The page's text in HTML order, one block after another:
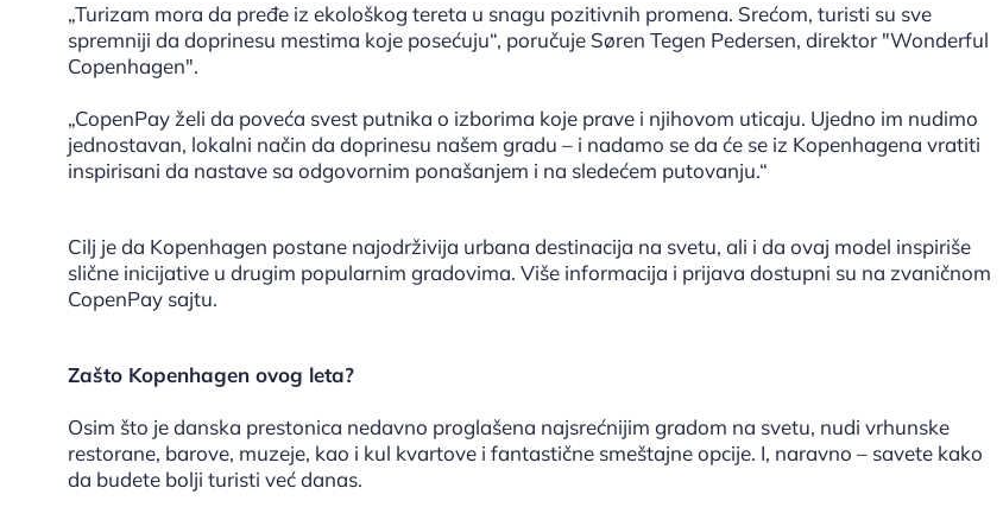
„Turizam mora da pređe iz ekološkog tereta u snagu pozitivnih promena. Srećom, turisti su sve
spremniji da doprinesu mestima koje posećuju“, poručuje Søren Tegen Pedersen, direktor "Wonderful
Copenhagen".
„CopenPay želi da poveća svest putnika o izborima koje prave i njihovom uticaju. Ujedno im nudimo
jednostavan, lokalni način da doprinesu našem gradu – i nadamo se da će se iz Kopenhagena vratiti
inspirisani da nastave sa odgovornim ponašanjem i na sledećem putovanju.“
Cilj je da Kopenhagen postane najodrživija urbana destinacija na svetu, ali i da ovaj model inspiriše
slične inicijative u drugim popularnim gradovima. Više informacija i prijava dostupni su na zvaničnom
CopenPay sajtu.
Zašto Kopenhagen ovog leta?
Osim što je danska prestonica nedavno proglašena najsrećnijim gradom na svetu, nudi vrhunske
restorane, barove, muzeje, kao i kul kvartove i fantastične smeštajne opcije. I, naravno – savete kako
da budete bolji turisti već danas.